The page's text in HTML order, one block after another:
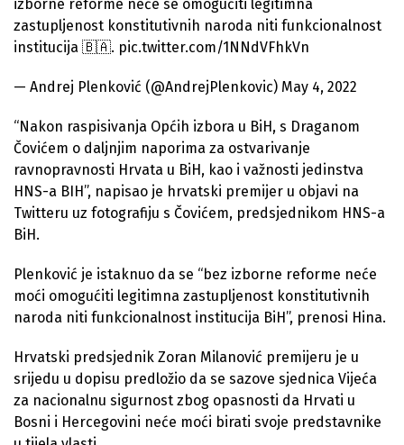
izborne reforme neće se omogućiti legitimna
zastupljenost konstitutivnih naroda niti funkcionalnost
institucija 🇧🇦. pic.twitter.com/1NNdVFhkVn
— Andrej Plenković (@AndrejPlenkovic) May 4, 2022
“Nakon raspisivanja Općih izbora u BiH, s Draganom
Čovićem o daljnjim naporima za ostvarivanje
ravnopravnosti Hrvata u BiH, kao i važnosti jedinstva
HNS-a BIH”, napisao je hrvatski premijer u objavi na
Twitteru uz fotografiju s Čovićem, predsjednikom HNS-a
BiH.
Plenković je istaknuo da se “bez izborne reforme neće
moći omogućiti legitimna zastupljenost konstitutivnih
naroda niti funkcionalnost institucija BiH”, prenosi Hina.
Hrvatski predsjednik Zoran Milanović premijeru je u
srijedu u dopisu predložio da se sazove sjednica Vijeća
za nacionalnu sigurnost zbog opasnosti da Hrvati u
Bosni i Hercegovini neće moći birati svoje predstavnike